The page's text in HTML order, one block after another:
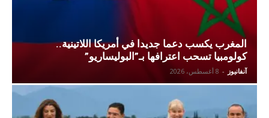
المغرب يكسب دعما جديدا في أمريكا اللاتينية..
كولومبيا تسحب اعترافها بـ”البوليساريو”
آنفانيوز - 8 أغسطس، 2026